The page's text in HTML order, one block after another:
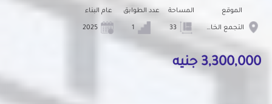
الموقع
التجمع الخامس الشويفات
المساحة
33
عدد الطوابق عام البناء
3,300,000 جنيه